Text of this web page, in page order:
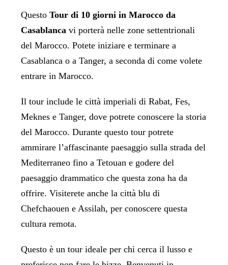
Questo Tour di 10 giorni in Marocco da
Casablanca vi porterà nelle zone settentrionali
del Marocco. Potete iniziare e terminare a
Casablanca o a Tanger, a seconda di come volete
entrare in Marocco.
Il tour include le città imperiali di Rabat, Fes,
Meknes e Tanger, dove potrete conoscere la storia
del Marocco. Durante questo tour potrete
ammirare l’affascinante paesaggio sulla strada del
Mediterraneo fino a Tetouan e godere del
paesaggio drammatico che questa zona ha da
offrire. Visiterete anche la città blu di
Chefchaouen e Assilah, per conoscere questa
cultura remota.
Questo è un tour ideale per chi cerca il lusso e